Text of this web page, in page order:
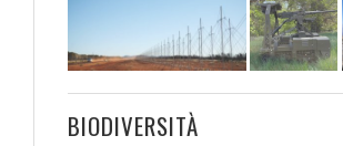
BIODIVERSITÀ